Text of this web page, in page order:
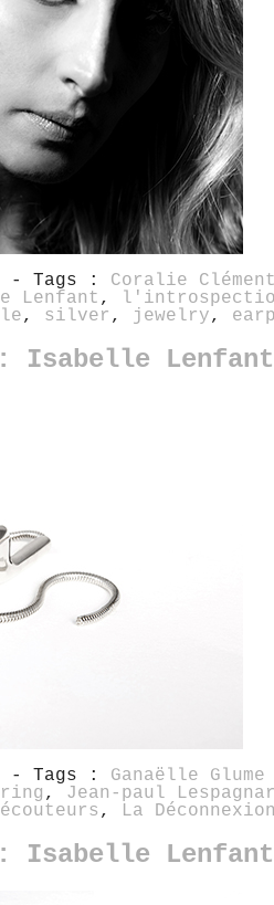
- Tags : Coralie
Lenfant ,
, silver , jewelry,
Isabelle Lenfant
- Tags : Ganaëlle
, Jean-paul
écouteurs , La
Lenfant: